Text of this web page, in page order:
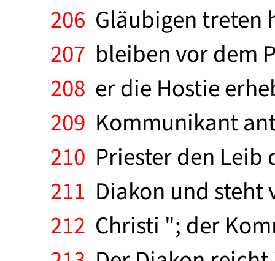
206 Gläubigen treten
207 bleiben vor dem
208 er die Hostie
209 Kommunikant
210 Priester den
211 Diakon und steht
212 Christi "; der